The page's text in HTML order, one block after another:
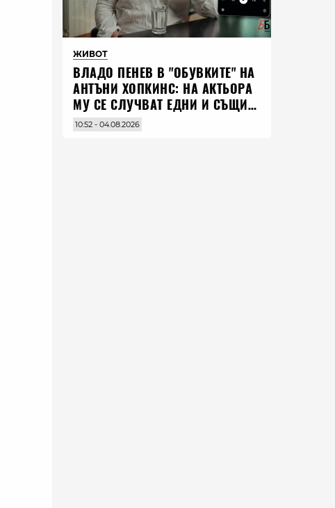
ЖИВОТ
ВЛАДO ПЕНЕВ В "ОБУВКИТЕ" НА
АНТЪНИ ХОПКИНС: НА АКТЬОРА
МУ СЕ СЛУЧВАТ ЕДНИ И СЪЩИ
НЕЩА ПО ЦЕЛИЯ СВЯТ
10:52 - 04.08.2026